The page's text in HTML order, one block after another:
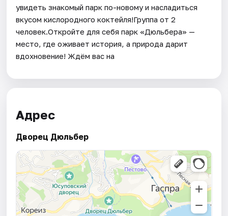
увидеть знакомый парк по-новому и насладиться
вкусом кислородного коктейля!Группа от 2
человек.Откройте для себя парк «Дюльбера» —
место, где оживает история, а природа дарит
вдохновение! Ждём вас на
Адрес
Дворец Дюльбер